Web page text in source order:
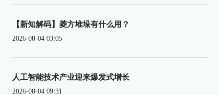
【新知解码】菱方堆垛有什么用？
2026-08-04 03:05
人工智能技术产业迎来爆发式增长
2026-08-04 09:31